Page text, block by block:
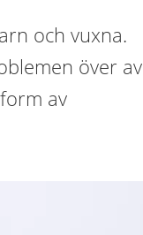
och vuxna.
över av
av